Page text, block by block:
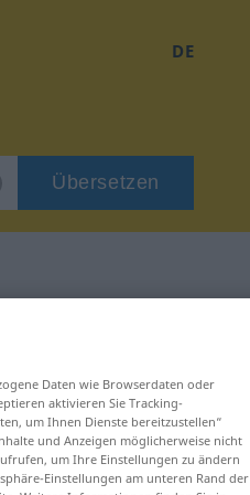
DE
Übersetzen
Daten wie Browserdaten oder
aktivieren Sie Tracking-
um Ihnen Dienste bereitzustellen“
und Anzeigen möglicherweise nicht
um Ihre Einstellungen zu ändern
Einstellungen am unteren Rand der